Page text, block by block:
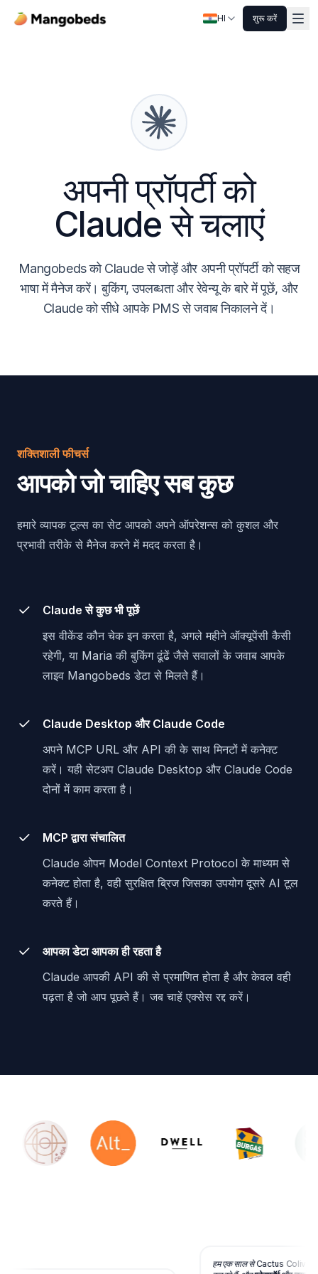
HI शुरू करें
अपनी प्रॉपर्टी को
Claude से चलाएं
Mangobeds को Claude से जोड़ें और अपनी प्रॉपर्टी को सहज
भाषा में मैनेज करें। बुकिंग, उपलब्धता और रेवेन्यू के बारे में पूछें, और
Claude को सीधे आपके PMS से जवाब निकालने दें।
शक्तिशाली फीचर्स
आपको जो चाहिए सब कुछ
हमारे व्यापक टूल्स का सेट आपको अपने ऑपरेशन्स को कुशल और
प्रभावी तरीके से मैनेज करने में मदद करता है।
Claude से कुछ भी पूछें
इस वीकेंड कौन चेक इन करता है, अगले महीने ऑक्यूपेंसी कैसी
रहेगी, या Maria की बुकिंग ढूंढें जैसे सवालों के जवाब आपके
लाइव Mangobeds डेटा से मिलते हैं।
Claude Desktop और Claude Code
अपने MCP URL और API की के साथ मिनटों में कनेक्ट
करें। यही सेटअप Claude Desktop और Claude Code
दोनों में काम करता है।
MCP द्वारा संचालित
Claude ओपन Model Context Protocol के माध्यम से
कनेक्ट होता है, वही सुरक्षित ब्रिज जिसका उपयोग दूसरे AI टूल
करते हैं।
आपका डेटा आपका ही रहता है
Claude आपकी API की से प्रमाणित होता है और केवल वही
पढ़ता है जो आप पूछते हैं। जब चाहें एक्सेस रद्द करें।
हम एक साल से Cactus